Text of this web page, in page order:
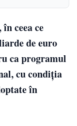
ceea ce
de euro
ca programul
cu condiția
în